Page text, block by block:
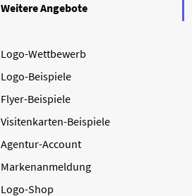
Weitere Angebote
Logo-Wettbewerb
Logo-Beispiele
Flyer-Beispiele
Visitenkarten-Beispiele
Agentur-Account
Markenanmeldung
Logo-Shop